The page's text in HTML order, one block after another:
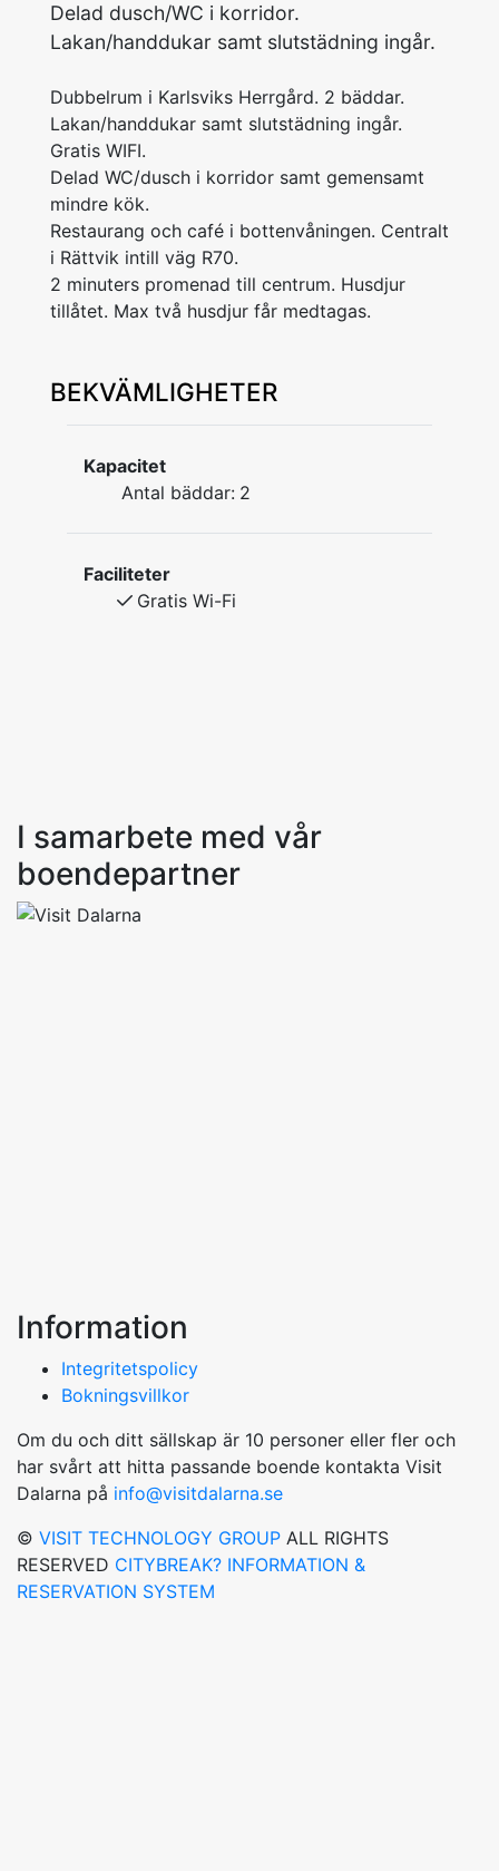
Delad dusch/WC i korridor.
Lakan/handdukar samt slutstädning ingår.
Dubbelrum i Karlsviks Herrgård. 2 bäddar.
Lakan/handdukar samt slutstädning ingår.
Gratis WIFI.
Delad WC/dusch i korridor samt gemensamt
mindre kök.
Restaurang och café i bottenvåningen. Centralt
i Rättvik intill väg R70.
2 minuters promenad till centrum. Husdjur
tillåtet. Max två husdjur får medtagas.
BEKVÄMLIGHETER
Kapacitet
Antal bäddar: 2
Faciliteter
Gratis Wi-Fi
I samarbete med vår
boendepartner
Information
Integritetspolicy
Bokningsvillkor
Om du och ditt sällskap är 10 personer eller fler och
har svårt att hitta passande boende kontakta Visit
Dalarna på info@visitdalarna.se
© VISIT TECHNOLOGY GROUP ALL RIGHTS
RESERVED CITYBREAK? INFORMATION &
RESERVATION SYSTEM